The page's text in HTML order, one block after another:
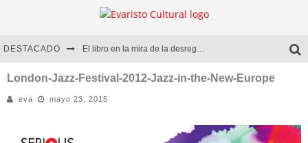
DESTACADO El libro en la mira de la desregulación
Marcelo Rubio | El llovedor
Diego Meret | Hotel Acapulco
Alejandra Correa | La nieve
London-Jazz-Festival-2012-Jazz-in-the-New-Europe
eva mayo 23, 2015